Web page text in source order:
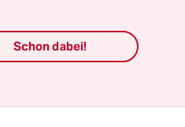
das
Schon dabei!